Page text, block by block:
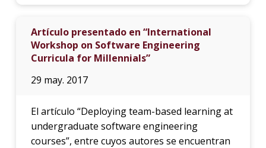
Artículo presentado en “International
Workshop on Software Engineering
Curricula for Millennials”
29 may. 2017
El artículo “Deploying team-based learning at
undergraduate software engineering
courses”, entre cuyos autores se encuentran